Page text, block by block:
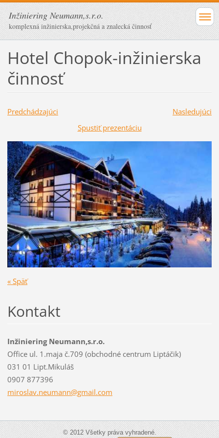
Inžiniering Neumann,s.r.o.
komplexná inžinierska,projekčná a znalecká činnosť
Hotel Chopok-inžinierska
činnosť
Predchádzajúci
Nasledujúci
Spustiť prezentáciu
« Späť
Kontakt
Inžiniering Neumann,s.r.o.
Office ul. 1.maja č.709 (obchodné centrum Liptáčik)
031 01 Lipt.Mikuláš
0907 877396
miroslav.neumann@gmail.com
© 2012 Všetky práva vyhradené.